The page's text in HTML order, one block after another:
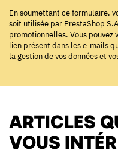
En soumettant ce formulaire,
soit utilisée par PrestaShop
promotionnelles. Vous pouvez
lien présent dans les e-mails
la gestion de vos données et
ARTICLES
VOUS